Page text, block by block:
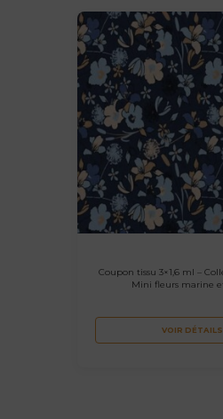
Coupon tissu 3×1,6 ml –
Mini fleurs marine
VOIR DÉTAILS